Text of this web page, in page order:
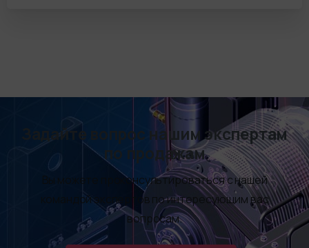
Задайте вопрос нашим экспертам
по продажам
Вы можете проконсультироваться с нашей
командой экспертов по интересующим вас
вопросам.